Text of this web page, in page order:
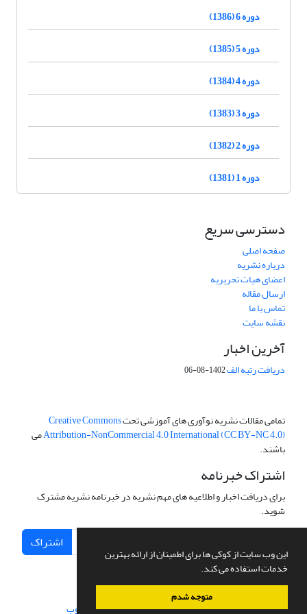
این وب سایت از کوکی ها برای اطمینان از ارائه بهترین
خدمات استفاده می کند.
متوجه شدم
دوره 6 (1386)
دوره 5 (1385)
دوره 4 (1384)
دوره 3 (1383)
دوره 2 (1382)
دوره 1 (1381)
دسترسی سریع
صفحه اصلی
درباره نشریه
اعضای هیات تحریریه
ارسال مقاله
تماس با ما
نقشه سایت
آخرین اخبار
دریافت رتبه الف1402-08-06
تمامی مقالات نشریه نوآوری های آموزشی تحتCreative Commons
Attribution-NonCommercial 4.0 International (CC BY-NC 4.0)می
باشند.
اشتراک خبرنامه
برای دریافت اخبار و اطلاعیه های مهم نشریه در خبرنامه نشریه مشترک
شوید.
اشتراک
سامانه مدیریت نشریات علمی.طراحی و پیاده سازی از سیناوب